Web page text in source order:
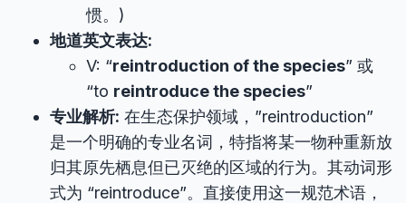
惯。)
地道英文表达:
V: “reintroduction of the species” 或
“to reintroduce the species”
专业解析: 在生态保护领域，”reintroduction”
是一个明确的专业名词，特指将某一物种重新放
归其原先栖息但已灭绝的区域的行为。其动词形
式为 “reintroduce”。直接使用这一规范术语，